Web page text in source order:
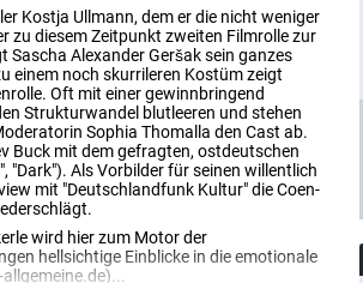
Kostja Ullmann, dem er die nicht weniger
zu diesem Zeitpunkt zweiten Filmrolle zur
Sascha Alexander Geršak sein ganzes
einem noch skurrileren Kostüm zeigt
Oft mit einer gewinnbringend
Strukturwandel blutleeren und stehen
Sophia Thomalla den Cast ab.
Buck mit dem gefragten, ostdeutschen
"Dark"). Als Vorbilder für seinen willentlich
mit "Deutschlandfunk Kultur" die Coen-
wird hier zum Motor der
hellsichtige Einblicke in die emotionale